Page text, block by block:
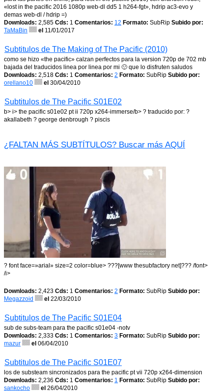
«lost in the pacific 2016 1080p web-dl dd5 1 h264-fgt», hdrip ac3-evo y
demas web-dl / hdrip =)
Downloads: 2,585 Cds: 1 Comentarios: 12 Formato: SubRip Subido por:
TaMaBin
el 11/01/2017
Subtitulos de The Making of The Pacific (2010)
como se hizo «the pacific» calzan perfectos para la version 720p de 702 mb
bajada del traducidos linea por linea por mi 🙂 que lo disfruten saludos
Downloads: 2,518 Cds: 1 Comentarios: 2 Formato: SubRip Subido por:
orellano10
el 30/04/2010
Subtitulos de The Pacific S01E02
b> i> the pacific s01e02 pt ii 720p x264-immerse/b> ? traducido por: ?
akallabeth ? george denbrough ? piscis
¿FALTAN MÁS SUBTÍTULOS? Buscar más AQUÍ
? font face=»arial» size=2 color=blue> ???[www thesubfactory net]??? /font>
/i>
Downloads: 2,423 Cds: 1 Comentarios: 2 Formato: SubRip Subido por:
Megazzoid
el 22/03/2010
Subtitulos de The Pacific S01E04
sub de subs-team para the pacific s01e04 -notv
Downloads: 2,333 Cds: 1 Comentarios: 3 Formato: SubRip Subido por:
mazur
el 06/04/2010
Subtitulos de The Pacific S01E07
los de substeam sincronizados para the pacific pt vii 720p x264-dimension
Downloads: 2,236 Cds: 1 Comentarios: 1 Formato: SubRip Subido por:
sankocho
el 26/04/2010